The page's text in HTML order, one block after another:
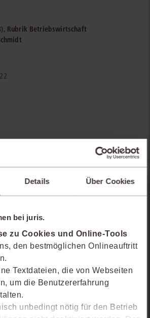
Details Über Cookies
bei juris.
zu Cookies und Online-Tools
den bestmöglichen Onlineauftritt
Textdateien, die von Webseiten
um die Benutzererfahrung
unbedingt nötig für den Betrieb
Rubrik Betriebswirtschaft
wie juris das Rechts- und
der Zukunft gestaltet, welche
juris Portal bietet und wie mit juris Ihre
und effizienter werden.